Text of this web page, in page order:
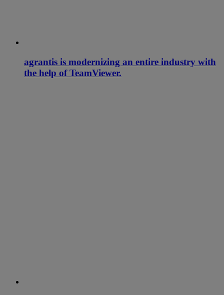
agrantis is modernizing an entire industry with
the help of TeamViewer.